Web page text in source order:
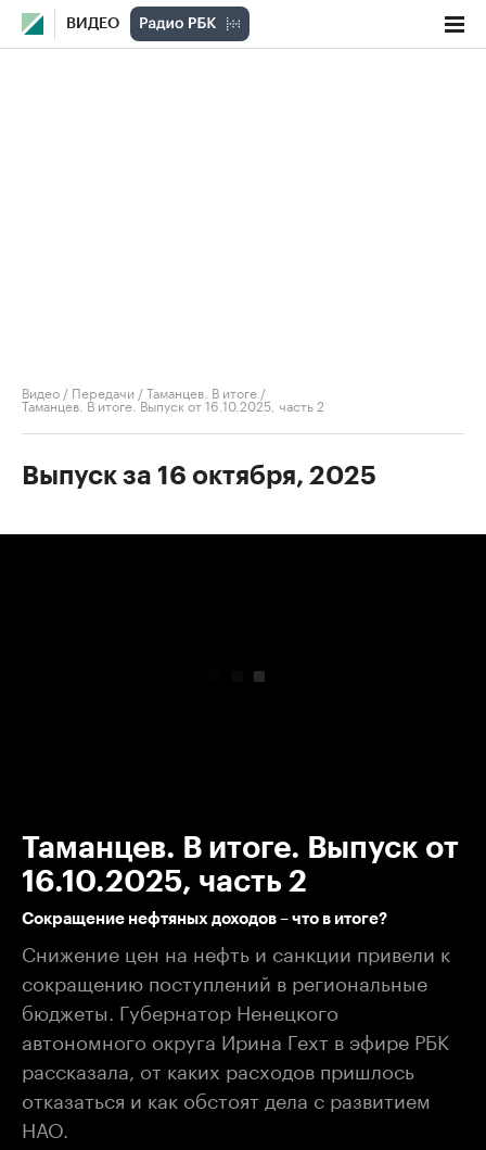
ВИДЕО
Видео / Передачи /Таманцев. В итоге /
Таманцев. В итоге. Выпуск от 16.10.2025, часть 2
Выпуск за 16 октября, 2025
Таманцев. В итоге. Выпуск от
16.10.2025, часть 2
Сокращение нефтяных доходов – что в итоге?
Снижение цен на нефть и санкции привели к
сокращению поступлений в региональные
бюджеты. Губернатор Ненецкого
автономного округа Ирина Гехт в эфире РБК
рассказала, от каких расходов пришлось
отказаться и как обстоят дела с развитием
НАО.